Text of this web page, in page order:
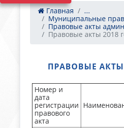
Главная
...
Муниципальные
Правовые акты
Правовые акты 2018
ПРАВОВЫЕ АКТЫ
Номер и
дата
регистрации
правового
акта